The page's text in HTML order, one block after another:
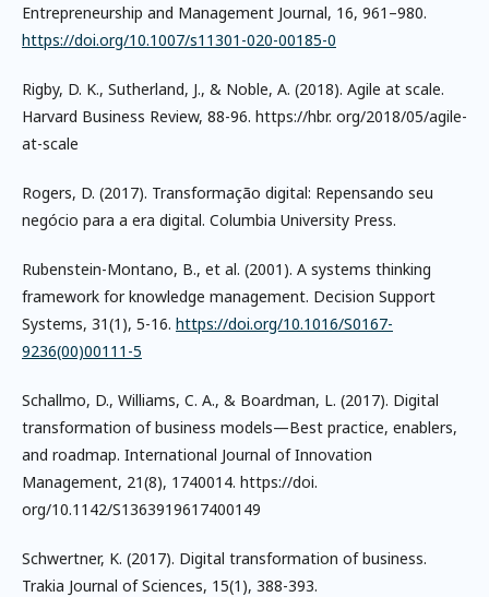
Entrepreneurship and Management Journal, 16, 961–980.
https://doi.org/10.1007/s11301-020-00185-0
Rigby, D. K., Sutherland, J., & Noble, A. (2018). Agile at scale.
Harvard Business Review, 88-96. https://hbr. org/2018/05/agile-
at-scale
Rogers, D. (2017). Transformação digital: Repensando seu
negócio para a era digital. Columbia University Press.
Rubenstein-Montano, B., et al. (2001). A systems thinking
framework for knowledge management. Decision Support
Systems, 31(1), 5-16. https://doi.org/10.1016/S0167-
9236(00)00111-5
Schallmo, D., Williams, C. A., & Boardman, L. (2017). Digital
transformation of business models—Best practice, enablers,
and roadmap. International Journal of Innovation
Management, 21(8), 1740014. https://doi.
org/10.1142/S1363919617400149
Schwertner, K. (2017). Digital transformation of business.
Trakia Journal of Sciences, 15(1), 388-393.